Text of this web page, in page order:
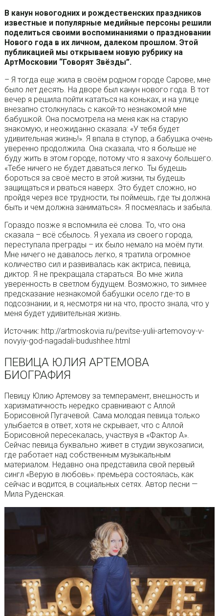
В канун новогодних и рождественских праздников
известные и популярные медийные персоны решили
поделиться своими воспоминаниями о праздновании
Нового года в их личном, далеком прошлом. Этой
публикацией мы открываем новую рубрику на
АртМосковии “Говорят Звёзды”.
– Я тогда еще жила в своём родном городе Сарове, мне
было лет десять. На дворе был канун нового года. В тот
вечер я решила пойти кататься на коньках, и на улице
внезапно столкнулась с какой-то незнакомой мне
бабушкой. Она посмотрела на меня как на старую
знакомую, и неожиданно сказала: «У тебя будет
удивительная жизнь!». Я впала в ступор, а бабушка очень
уверенно продолжила. Она сказала, что я больше не
буду жить в этом городе, потому что я захочу большего.
«Тебе ничего не будет даваться легко. Ты будешь
бороться за своё место в этой жизни, ты будешь
защищаться и рваться наверх. Это будет сложно, но
пройдя через все трудности, ты поймешь, где ты должна
быть и чем должна заниматься». Я посмеялась и забыла.
Гораздо позже я вспомнила её слова. То, что она
сказала – всё сбылось. Я уехала из своего города,
переступала преграды – их было немало на моём пути.
Мне ничего не давалось легко, я тратила огромное
количество сил и развивалась как актриса, певица,
диктор. Я не прекращала стараться. Во мне жила
уверенность в светлом будущем. Возможно, то зимнее
предсказание незнакомой бабушки осело где-то в
подсознании, и я, несмотря ни на что, просто знала, что у
меня будет удивительная жизнь.
Источник: http://artmoskovia.ru/pevitse-yulii-artemovoy-v-
novyiy-god-nagadali-budushhee.html
ПЕВИЦА ЮЛИЯ АРТЕМОВА
БИОГРАФИЯ
Певицу Юлию Артемову за темперамент, внешность и
харизматичность нередко сравнивают с Аллой
Борисовной Пугачевой. Сама молодая певица только
улыбается в ответ, хотя не скрывает, что с Аллой
Борисовной пересекалась, участвуя в «Фактор А».
Сейчас певица буквально живет в студии звукозаписи,
где работает над собственным музыкальным
материалом. Недавно она представила свой первый
сингл «Верую в любовь»: премьера состоялась, как
сейчас и водится, в социальных сетях. Автор песни —
Мила Руденская.